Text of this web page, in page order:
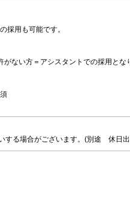
採用も可能です。
がない方＝アシスタントでの採用とな
する場合がございます。(別途 休日